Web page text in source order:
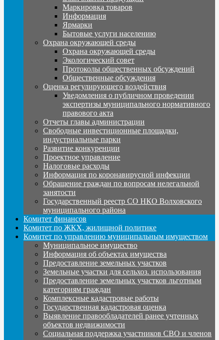
Маркировка товаров
Информация
Ярмарки
Бытовые услуги населению
Охрана окружающей среды
Охрана окружающей среды
Экологический совет
Протоколы общественных обсуждений
Общественные обсуждения
Оценка регулирующего воздействия
Уведомления о публичном проведении
экспертизы муниципального нормативного
правового акта
Отчеты главы администрации
Свободные инвестиционные площадки,
индустриальные парки
Развитие конкуренции
Проектное управление
Налоговые расходы
Информация по коронавирусной инфекции
Обращение граждан по вопросам нелегальной
занятости
Государственный реестр СО НКО Волховского
муниципального района
Комитет финансов
Комитет по ЖКХ, жилищной политике
Комитет по управлению муниципальным имуществом
Муниципальное имущество
Информация об объектах имущества
Предоставление земельных участков
Земельные участки для сельхоз. использования
Предоставление земельных участков льготным
категориям граждан
Комплексные кадастровые работы
Государственная кадастровая оценка
Выявление правообладателей ранее учтенных
объектов недвижимости
Социальная поддержка участников СВО и членов